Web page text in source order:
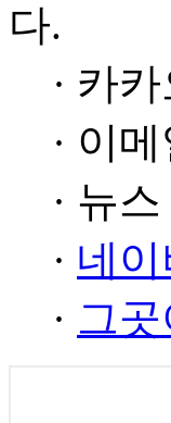
다.
· 카
· 이
· 뉴
· 네
· 그